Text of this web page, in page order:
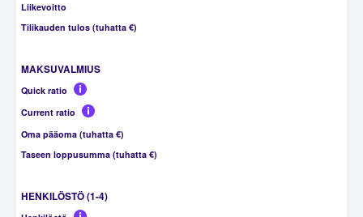
Liikevoitto
Tilikauden tulos (tuhatta €)
MAKSUVALMIUS
Quick ratio
Current ratio
Oma pääoma (tuhatta €)
Taseen loppusumma (tuhatta €)
HENKILÖSTÖ (1-4)